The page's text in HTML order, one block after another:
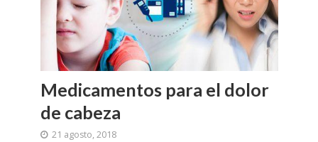
Medicamentos para el dolor
de cabeza
21 agosto, 2018